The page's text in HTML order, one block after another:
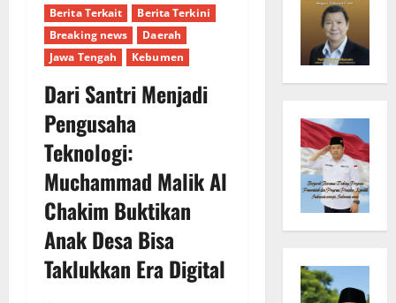
Berita Terkait
Berita Terkini
Breaking news
Daerah
Jawa Tengah
Kebumen
Dari Santri Menjadi
Pengusaha
Teknologi:
Muchammad Malik Al
Chakim Buktikan
Anak Desa Bisa
Taklukkan Era Digital